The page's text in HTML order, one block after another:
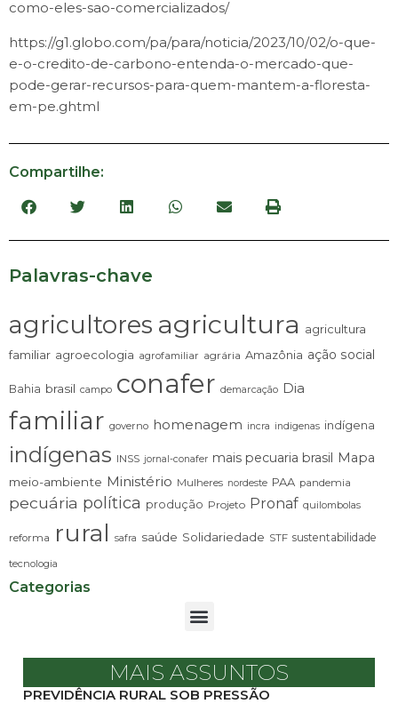
como-eles-sao-comercializados/
https://g1.globo.com/pa/para/noticia/2023/10/02/o-que-
e-o-credito-de-carbono-entenda-o-mercado-que-
pode-gerar-recursos-para-quem-mantem-a-floresta-
em-pe.ghtml
Compartilhe:
Palavras-chave
agricultores agricultura agricultura
familiar agroecologia agrofamiliar agrária Amazônia ação social
Bahia brasil campo conafer demarcação Dia
familiar governo homenagem incra indigenas indígena
indígenas INSS jornal-conafer mais pecuaria brasil Mapa
meio-ambiente Ministério Mulheres nordeste PAA pandemia
pecuária política produção Projeto Pronaf quilombolas
reforma rural safra saúde Solidariedade STF sustentabilidade
tecnologia
Categorias
MAIS ASSUNTOS
PREVIDÊNCIA RURAL SOB PRESSÃO